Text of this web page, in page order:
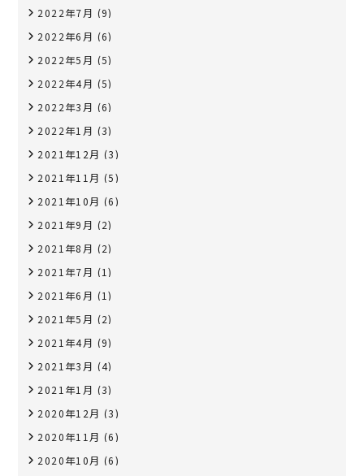
2022年7月 (9)
2022年6月 (6)
2022年5月 (5)
2022年4月 (5)
2022年3月 (6)
2022年1月 (3)
2021年12月 (3)
2021年11月 (5)
2021年10月 (6)
2021年9月 (2)
2021年8月 (2)
2021年7月 (1)
2021年6月 (1)
2021年5月 (2)
2021年4月 (9)
2021年3月 (4)
2021年1月 (3)
2020年12月 (3)
2020年11月 (6)
2020年10月 (6)